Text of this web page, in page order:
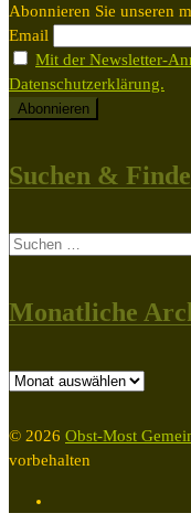
Abonnieren Sie unseren
Email
Mit der Newsletter-
Datenschutzerklärung.
Suchen &
Suche
Monatliche
Monatliche
© 2026 Obst-Most
vorbehalten